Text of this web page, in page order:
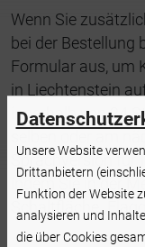
Wenn Sie
bei der Bestellung
Formular aus, um
in Liechtenstein
innerhalb von 24
Sprachversion für
indem Sie in der
Schaltfläche
Unsere Website
Drittanbietern
Funktion der Website
analysieren und
die über Cookies